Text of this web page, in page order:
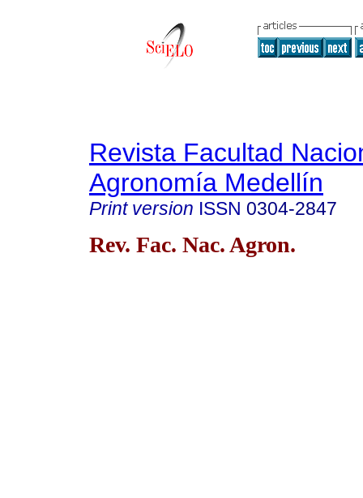
Revista Facultad
Agronomía Medellín
Print version ISSN 0304-2847
Rev. Fac. Nac. Agron.